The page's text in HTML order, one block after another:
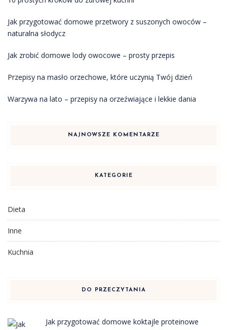
Jak przygotować domowe przetwory z suszonych owoców –
naturalna słodycz
Jak zrobić domowe lody owocowe – prosty przepis
Przepisy na masło orzechowe, które uczynią Twój dzień
Warzywa na lato – przepisy na orzeźwiające i lekkie dania
NAJNOWSZE KOMENTARZE
KATEGORIE
Dieta
Inne
Kuchnia
DO PRZECZYTANIA
Jak przygotować domowe koktajle proteinowe